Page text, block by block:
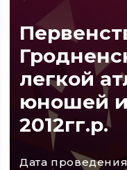
легкой
юношей и
2012гг.р.
Дата